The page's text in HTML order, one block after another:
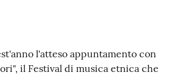
l'atteso appuntamento con
il Festival di musica etnica che